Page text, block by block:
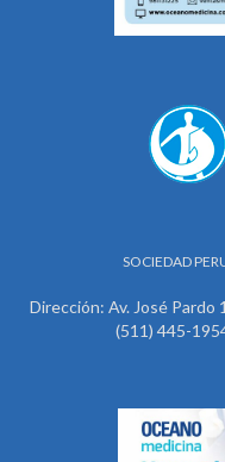
SOCIEDAD
Dirección: Av. José Pardo
(511) 445-